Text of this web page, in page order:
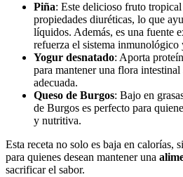
Piña: Este delicioso fruto
propiedades diuréticas, lo que
líquidos. Además, es una fuente
refuerza el sistema inmunológico
Yogur desnatado: Aporta
para mantener una flora
adecuada.
Queso de Burgos: Bajo en
de Burgos es perfecto para
y nutritiva.
Esta receta no solo es baja en calorías,
para quienes desean mantener una
sacrificar el sabor.